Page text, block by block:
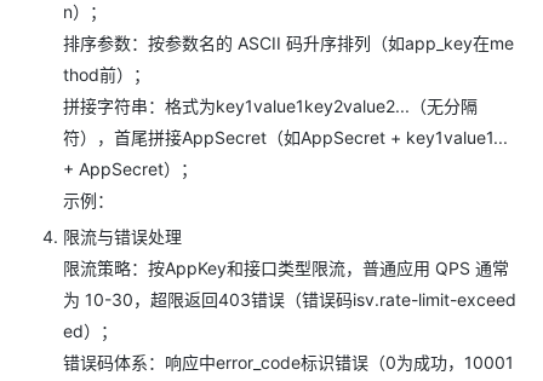
n）；
排序参数：按参数名的 ASCII 码升序排列（如app_key在me
thod前）；
拼接字符串：格式为key1value1key2value2...（无分隔
符），首尾拼接AppSecret（如AppSecret + key1value1...
+ AppSecret）；
示例：
限流与错误处理
限流策略：按AppKey和接口类型限流，普通应用 QPS 通常
为 10-30，超限返回403错误（错误码isv.rate-limit-exceed
ed）；
错误码体系：响应中error_code标识错误（0为成功，10001